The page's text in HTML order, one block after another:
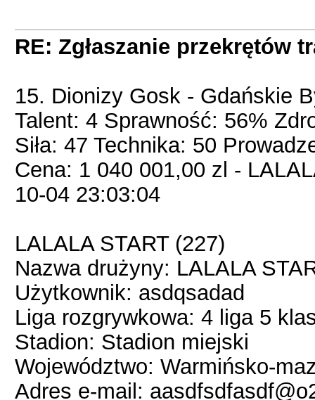
RE: Zgłaszanie przekrętów
15. Dionizy Gosk - Gdańskie
Talent: 4 Sprawność: 56%
Siła: 47 Technika: 50
Cena: 1 040 001,00 zl -
10-04 23:03:04
LALALA START (227)
Nazwa drużyny: LALALA
Użytkownik: asdqsadad
Liga rozgrywkowa: 4 liga 5
Stadion: Stadion miejski
Województwo: Warmińsko-
Adres e-mail: